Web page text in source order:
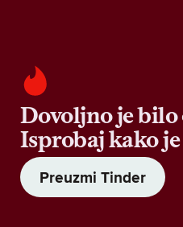
Dovoljno je bilo
Isprobaj kako
Preuzmi Tinder